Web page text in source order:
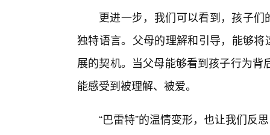
更进一步，我们可以看到，孩子们
独特语言。父母的理解和引导，能够
展的契机。当父母能够看到孩子行为
能感受到被理解、被爱。
“巴雷特”的温情变形，也让我们反